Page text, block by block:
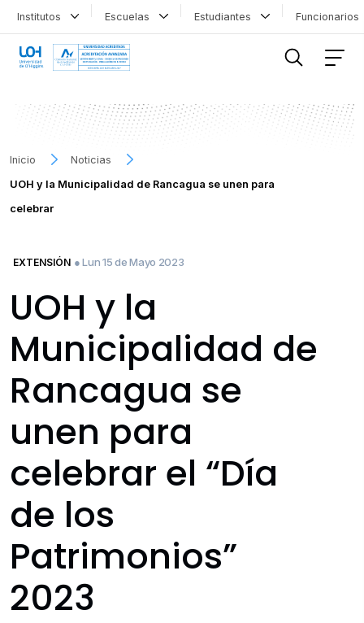
Institutos Escuelas Estudiantes
Inicio
Noticias
UOH y la Municipalidad de Rancagua se unen para
celebrar
EXTENSIÓN ● Lun 15 de Mayo 2023
UOH y la
Municipalidad de
Rancagua se
unen para
celebrar el “Día
de los
Patrimonios”
2023